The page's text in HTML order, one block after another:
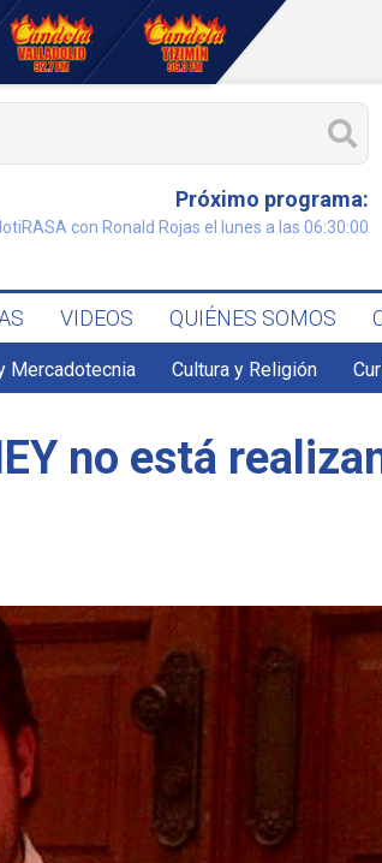
Próximo programa:
con Ronald Rojas el lunes a las 06:30:00
VIDEOS QUIÉNES SOMOS
Mercadotecnia Cultura y Religión
no está